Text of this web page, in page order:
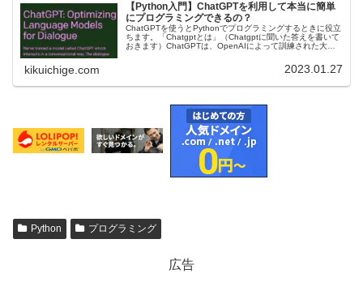
【Python入門】ChatGPTを利用して本当に簡単
にプログラミングできるの？
ChatGPTを使うとPythonでプログラミングするときに役立
ちます。「Chatgptとは」（Chatgptに聞いた答えを書いて
おきます）ChatGPTは、OpenAIによって訓練された大規
kikuichige.com 2023.01.27
Python プログラミング
広告